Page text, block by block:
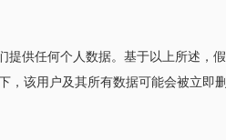
供任何个人数据。基于以上所述，
该用户及其所有数据可能会被立即